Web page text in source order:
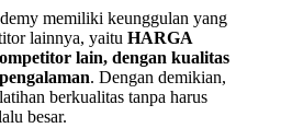
memiliki keunggulan yang
lainnya, yaitu HARGA
lain, dengan kualitas
. Dengan demikian,
berkualitas tanpa harus
besar.